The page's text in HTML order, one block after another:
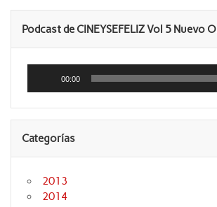
Podcast de CINEYSEFELIZ Vol 5 Nuevo
Reproductor
00:00
Categorías
2013
2014